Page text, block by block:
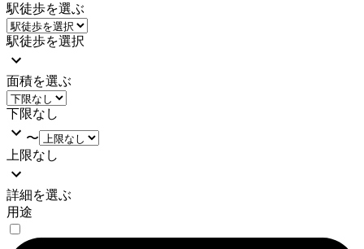
駅徒歩を選ぶ
駅徒歩を選択
面積を選ぶ
下限なし
〜
上限なし
詳細を選ぶ
用途